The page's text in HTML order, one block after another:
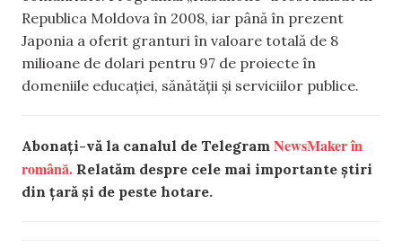
Republica Moldova în 2008, iar până în prezent
Japonia a oferit granturi în valoare totală de 8
milioane de dolari pentru 97 de proiecte în
domeniile educației, sănătății și serviciilor publice.
Abonați-vă la canalul de Telegram NewsMaker în
română. Relatăm despre cele mai importante știri
din țară și de peste hotare.